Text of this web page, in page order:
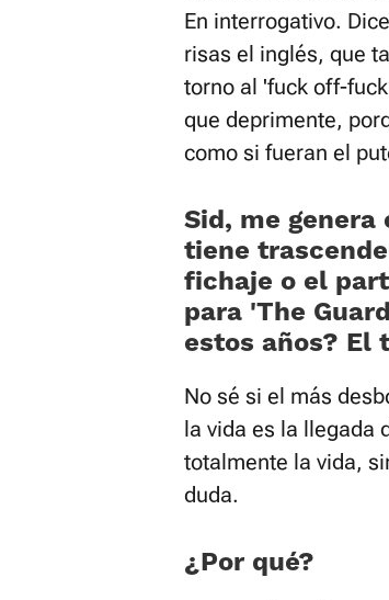
En interrogativo.
risas el inglés, que
torno al 'fuck off-
que deprimente,
como si fueran el
Sid, me genera
tiene
fichaje o el
para 'The
estos años? El
No sé si el más
la vida es la llegada
totalmente la vida,
duda.
¿Por qué?